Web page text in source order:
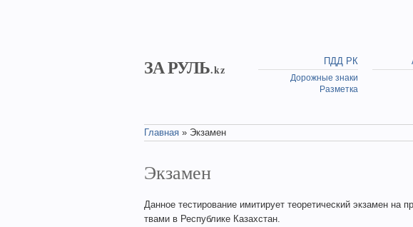
ЗА РУЛЬ.kz
ПДД РК
Дорожные знаки
Разметка
Главная » Экзамен
Экзамен
Данное тестирование имитирует теоретический экзамен на
тва­ми в Республике Казахстан.